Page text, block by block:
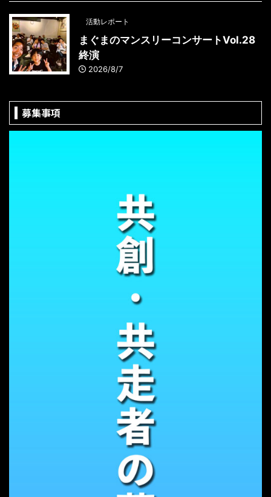
活動レポート
まぐまのマンスリーコンサートVol.28
終演
2026/8/7
募集事項